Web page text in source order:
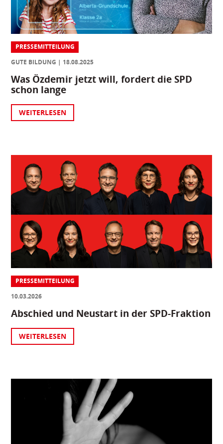
PRESSEMITTEILUNG
GUTE BILDUNG
18.08.2025
Was Özdemir jetzt will, fordert die SPD
schon lange
WEITERLESEN
PRESSEMITTEILUNG
10.03.2026
Abschied und Neustart in der SPD-Fraktion
WEITERLESEN